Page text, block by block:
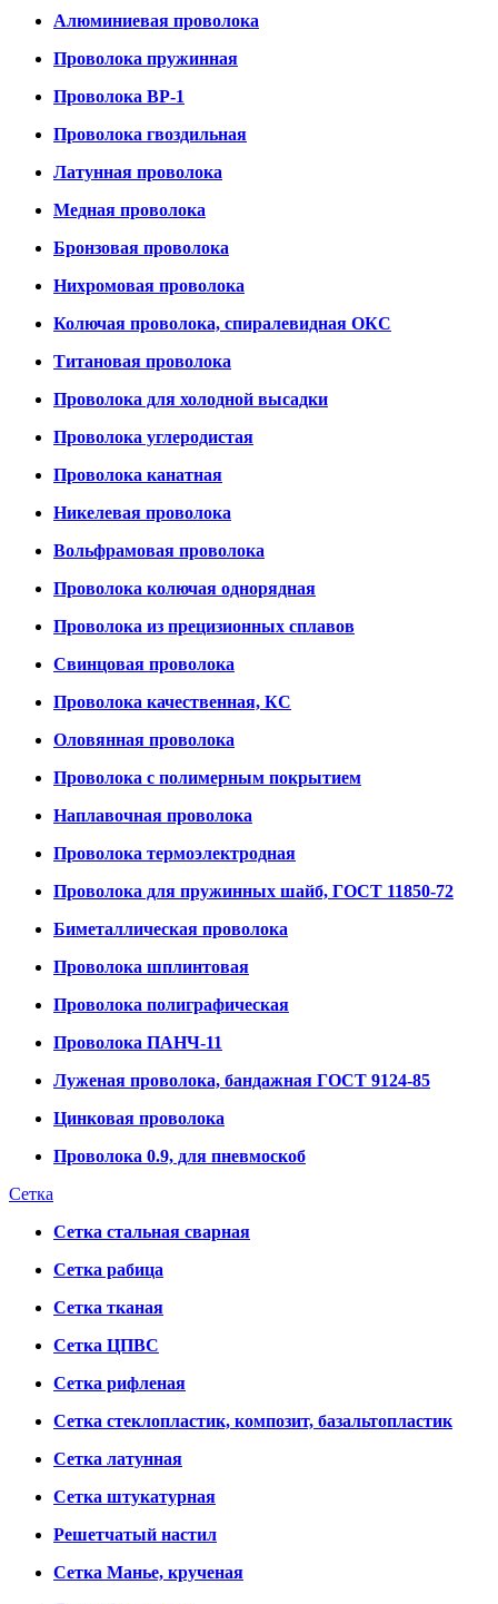
Алюминиевая проволока
Проволока пружинная
Проволока ВР-1
Проволока гвоздильная
Латунная проволока
Медная проволока
Бронзовая проволока
Нихромовая проволока
Колючая проволока, спиралевидная ОКС
Титановая проволока
Проволока для холодной высадки
Проволока углеродистая
Проволока канатная
Никелевая проволока
Вольфрамовая проволока
Проволока колючая однорядная
Проволока из прецизионных сплавов
Свинцовая проволока
Проволока качественная, КС
Оловянная проволока
Проволока с полимерным покрытием
Наплавочная проволока
Проволока термоэлектродная
Проволока для пружинных шайб, ГОСТ 11850-72
Биметаллическая проволока
Проволока шплинтовая
Проволока полиграфическая
Проволока ПАНЧ-11
Луженая проволока, бандажная ГОСТ 9124-85
Цинковая проволока
Проволока 0.9, для пневмоскоб
Сетка
Сетка стальная сварная
Сетка рабица
Сетка тканая
Сетка ЦПВС
Сетка рифленая
Сетка стеклопластик, композит, базальтопластик
Сетка латунная
Сетка штукатурная
Решетчатый настил
Сетка Манье, крученая